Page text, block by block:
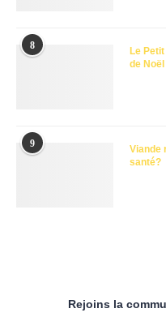
8
Le
de
9
Viande
santé?
Rejoins la